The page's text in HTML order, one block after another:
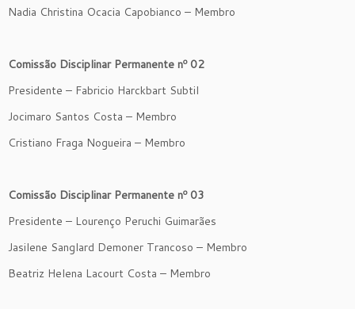
Nadia Christina Ocacia Capobianco – Membro
Comissão Disciplinar Permanente nº 02
Presidente – Fabricio Harckbart Subtil
Jocimaro Santos Costa – Membro
Cristiano Fraga Nogueira – Membro
Comissão Disciplinar Permanente nº 03
Presidente – Lourenço Peruchi Guimarães
Jasilene Sanglard Demoner Trancoso – Membro
Beatriz Helena Lacourt Costa – Membro